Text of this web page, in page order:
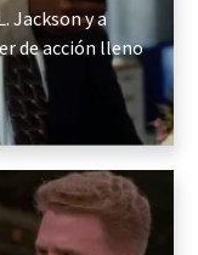
Jackson y a
de acción lleno